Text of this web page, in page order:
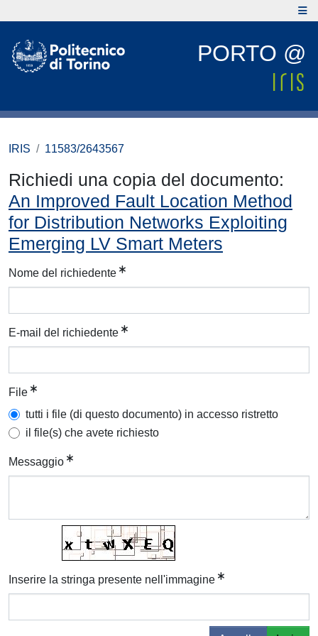
PORTO @
IRIS 11583/2643567
Richiedi una copia del documento:
An Improved Fault Location Method
for Distribution Networks Exploiting
Emerging LV Smart Meters
Nome del richiedente
E-mail del richiedente
File
tutti i file (di questo documento) in accesso ristretto
il file(s) che avete richiesto
Messaggio
Inserire la stringa presente nell'immagine